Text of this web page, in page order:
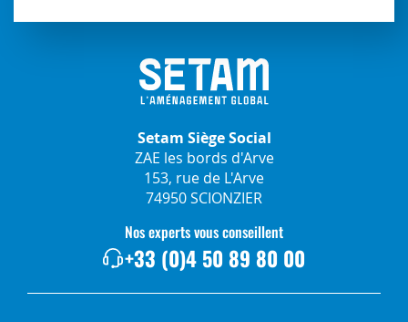
Setam Siège Social
ZAE les bords d'Arve
153, rue de L'Arve
74950 SCIONZIER
Nos experts vous conseillent
+33 (0)4 50 89 80 00